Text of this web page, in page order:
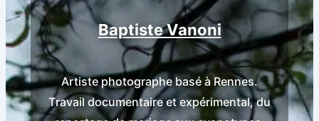
Baptiste Vanoni
Artiste photographe basé à Rennes.
Travail documentaire et expérimental, du